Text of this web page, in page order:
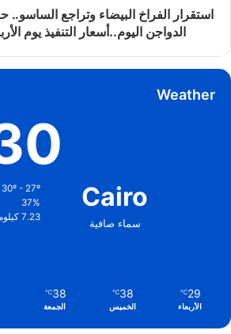
استقرار الفراخ البيضاء وتراجع
الدواجن اليوم..أسعار التنفيذ يوم الأربعاء 5/
Weather
Cairo
سماء صافية
37%
7.23 كيلومتر/ساعة
29
℃
الأربعاء
38
℃
الخميس
38
℃
الجمعة